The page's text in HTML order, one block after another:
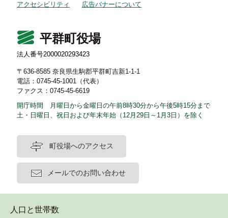
アクセシビリティ
広告バナーについて
平群町役場
法人番号2000020293423
〒636-8585 奈良県生駒郡平群町吉新1-1-1
電話：0745-45-1001（代表）
ファクス：0745-45-6619
開庁時間 月曜日から金曜日の午前8時30分から午後5時15分まで
土・日曜日、祝日および年末年始（12月29日～1月3日）を除く
町役場へのアクセス
メールでのお問い合わせ
人口と世帯数